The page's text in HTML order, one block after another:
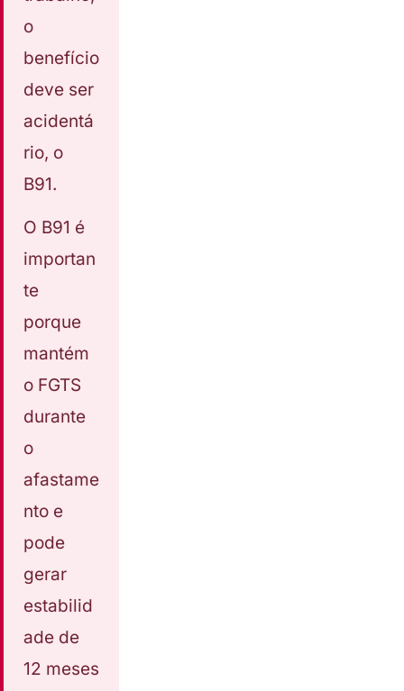
o
benefício
deve ser
acidentá
rio, o
B91.
O B91 é
importan
te
porque
mantém
o FGTS
durante
o
afastame
nto e
pode
gerar
estabilid
ade de
12 meses